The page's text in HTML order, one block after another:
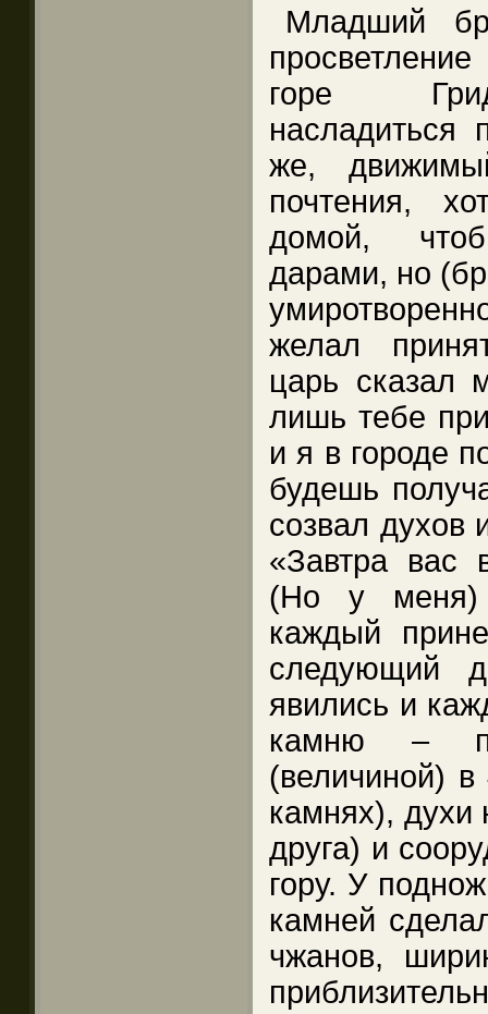
Младший
горе
насладиться
же,
почтения,
домой,
дарами, но
желал
царь сказал
лишь тебе
и я в городе
будешь
созвал духов
«Завтра вас
(Но у меня)
каждый
следующий
явились и
камню –
(величиной)
камнях), духи
друга) и
гору. У
камней
чжанов,